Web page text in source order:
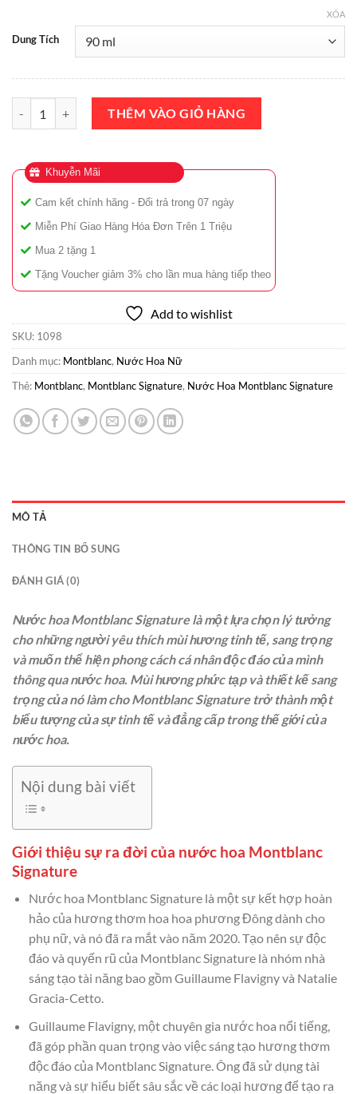
Dung Tích
XÓA
Nước Hoa Montblanc Signature EDP 90ml Chính Hãng số lượng
THÊM VÀO GIỎ HÀNG
Khuyễn Mãi
Cam kết chính hãng - Đổi trả trong 07 ngày
Miễn Phí Giao Hàng Hóa Đơn Trên 1 Triệu
Mua 2 tặng 1
Tặng Voucher giảm 3% cho lần mua hàng tiếp theo
Add to wishlist
SKU: 1098
Danh mục: Montblanc, Nước Hoa Nữ
Thẻ: Montblanc, Montblanc Signature, Nước Hoa Montblanc Signature
MÔ TẢ
THÔNG TIN BỔ SUNG
ĐÁNH GIÁ (0)
Nước hoa Montblanc Signature là một lựa chọn lý tưởng
cho những người yêu thích mùi hương tinh tế, sang trọng
và muốn thể hiện phong cách cá nhân độc đáo của mình
thông qua nước hoa. Mùi hương phức tạp và thiết kế sang
trọng của nó làm cho Montblanc Signature trở thành một
biểu tượng của sự tinh tế và đẳng cấp trong thế giới của
nước hoa.
Nội dung bài viết
Giới thiệu sự ra đời của nước hoa Montblanc
Signature
Nước hoa Montblanc Signature là một sự kết hợp hoàn
hảo của hương thơm hoa hoa phương Đông dành cho
phụ nữ, và nó đã ra mắt vào năm 2020. Tạo nên sự độc
đáo và quyến rũ của Montblanc Signature là nhóm nhà
sáng tạo tài năng bao gồm Guillaume Flavigny và Natalie
Gracia-Cetto.
Guillaume Flavigny, một chuyên gia nước hoa nổi tiếng,
đã góp phần quan trọng vào việc sáng tạo hương thơm
độc đáo của Montblanc Signature. Ông đã sử dụng tài
năng và sự hiểu biết sâu sắc về các loại hương để tạo ra